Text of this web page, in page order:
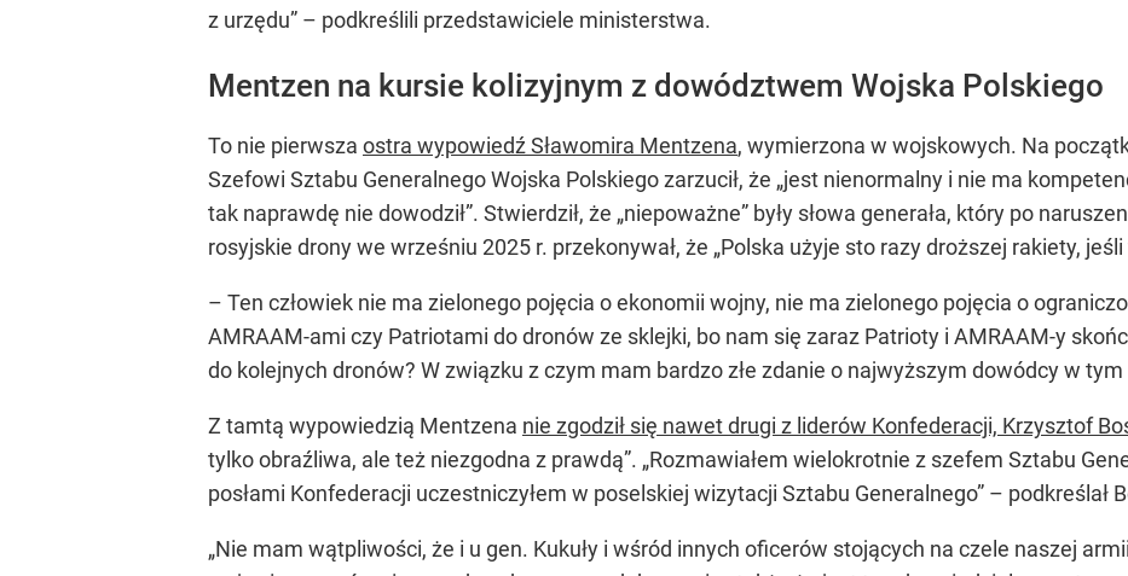
z urzędu” – podkreślili przedstawiciele ministerstwa.
Mentzen na kursie kolizyjnym z dowództwem Wojska Polskiego
To nie pierwsza ostra wypowiedź Sławomira Mentzena, wymierzona w wojskowych. Na
Szefowi Sztabu Generalnego Wojska Polskiego zarzucił, że „jest nienormalny i nie ma
tak naprawdę nie dowodził”. Stwierdził, że „niepoważne” były słowa generała, który po
rosyjskie drony we wrześniu 2025 r. przekonywał, że „Polska użyje sto razy droższej rakiety,
– Ten człowiek nie ma zielonego pojęcia o ekonomii wojny, nie ma zielonego pojęcia o
AMRAAM-ami czy Patriotami do dronów ze sklejki, bo nam się zaraz Patrioty i AMRAAM-y
do kolejnych dronów? W związku z czym mam bardzo złe zdanie o najwyższym dowódcy w
Z tamtą wypowiedzią Mentzena nie zgodził się nawet drugi z liderów Konfederacji, Krzysztof
tylko obraźliwa, ale też niezgodna z prawdą”. „Rozmawiałem wielokrotnie z szefem Sztabu
posłami Konfederacji uczestniczyłem w poselskiej wizytacji Sztabu Generalnego” – podkreślał
„Nie mam wątpliwości, że i u gen. Kukuły i wśród innych oficerów stojących na czele naszej